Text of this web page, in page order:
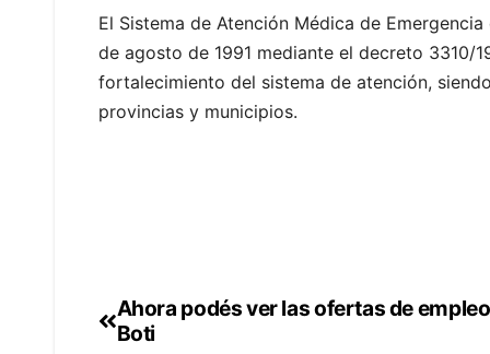
El Sistema de Atención Médica de
de agosto de 1991 mediante el decreto 3310/
fortalecimiento del sistema de atención,
provincias y municipios.
Navegación
Ahora podés ver las ofertas de
Boti